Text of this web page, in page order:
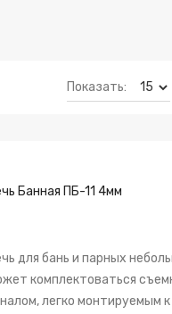
Показать:
Банная ПБ-11 4мм
для бань и парных
комплектоваться
легко монтируемым к